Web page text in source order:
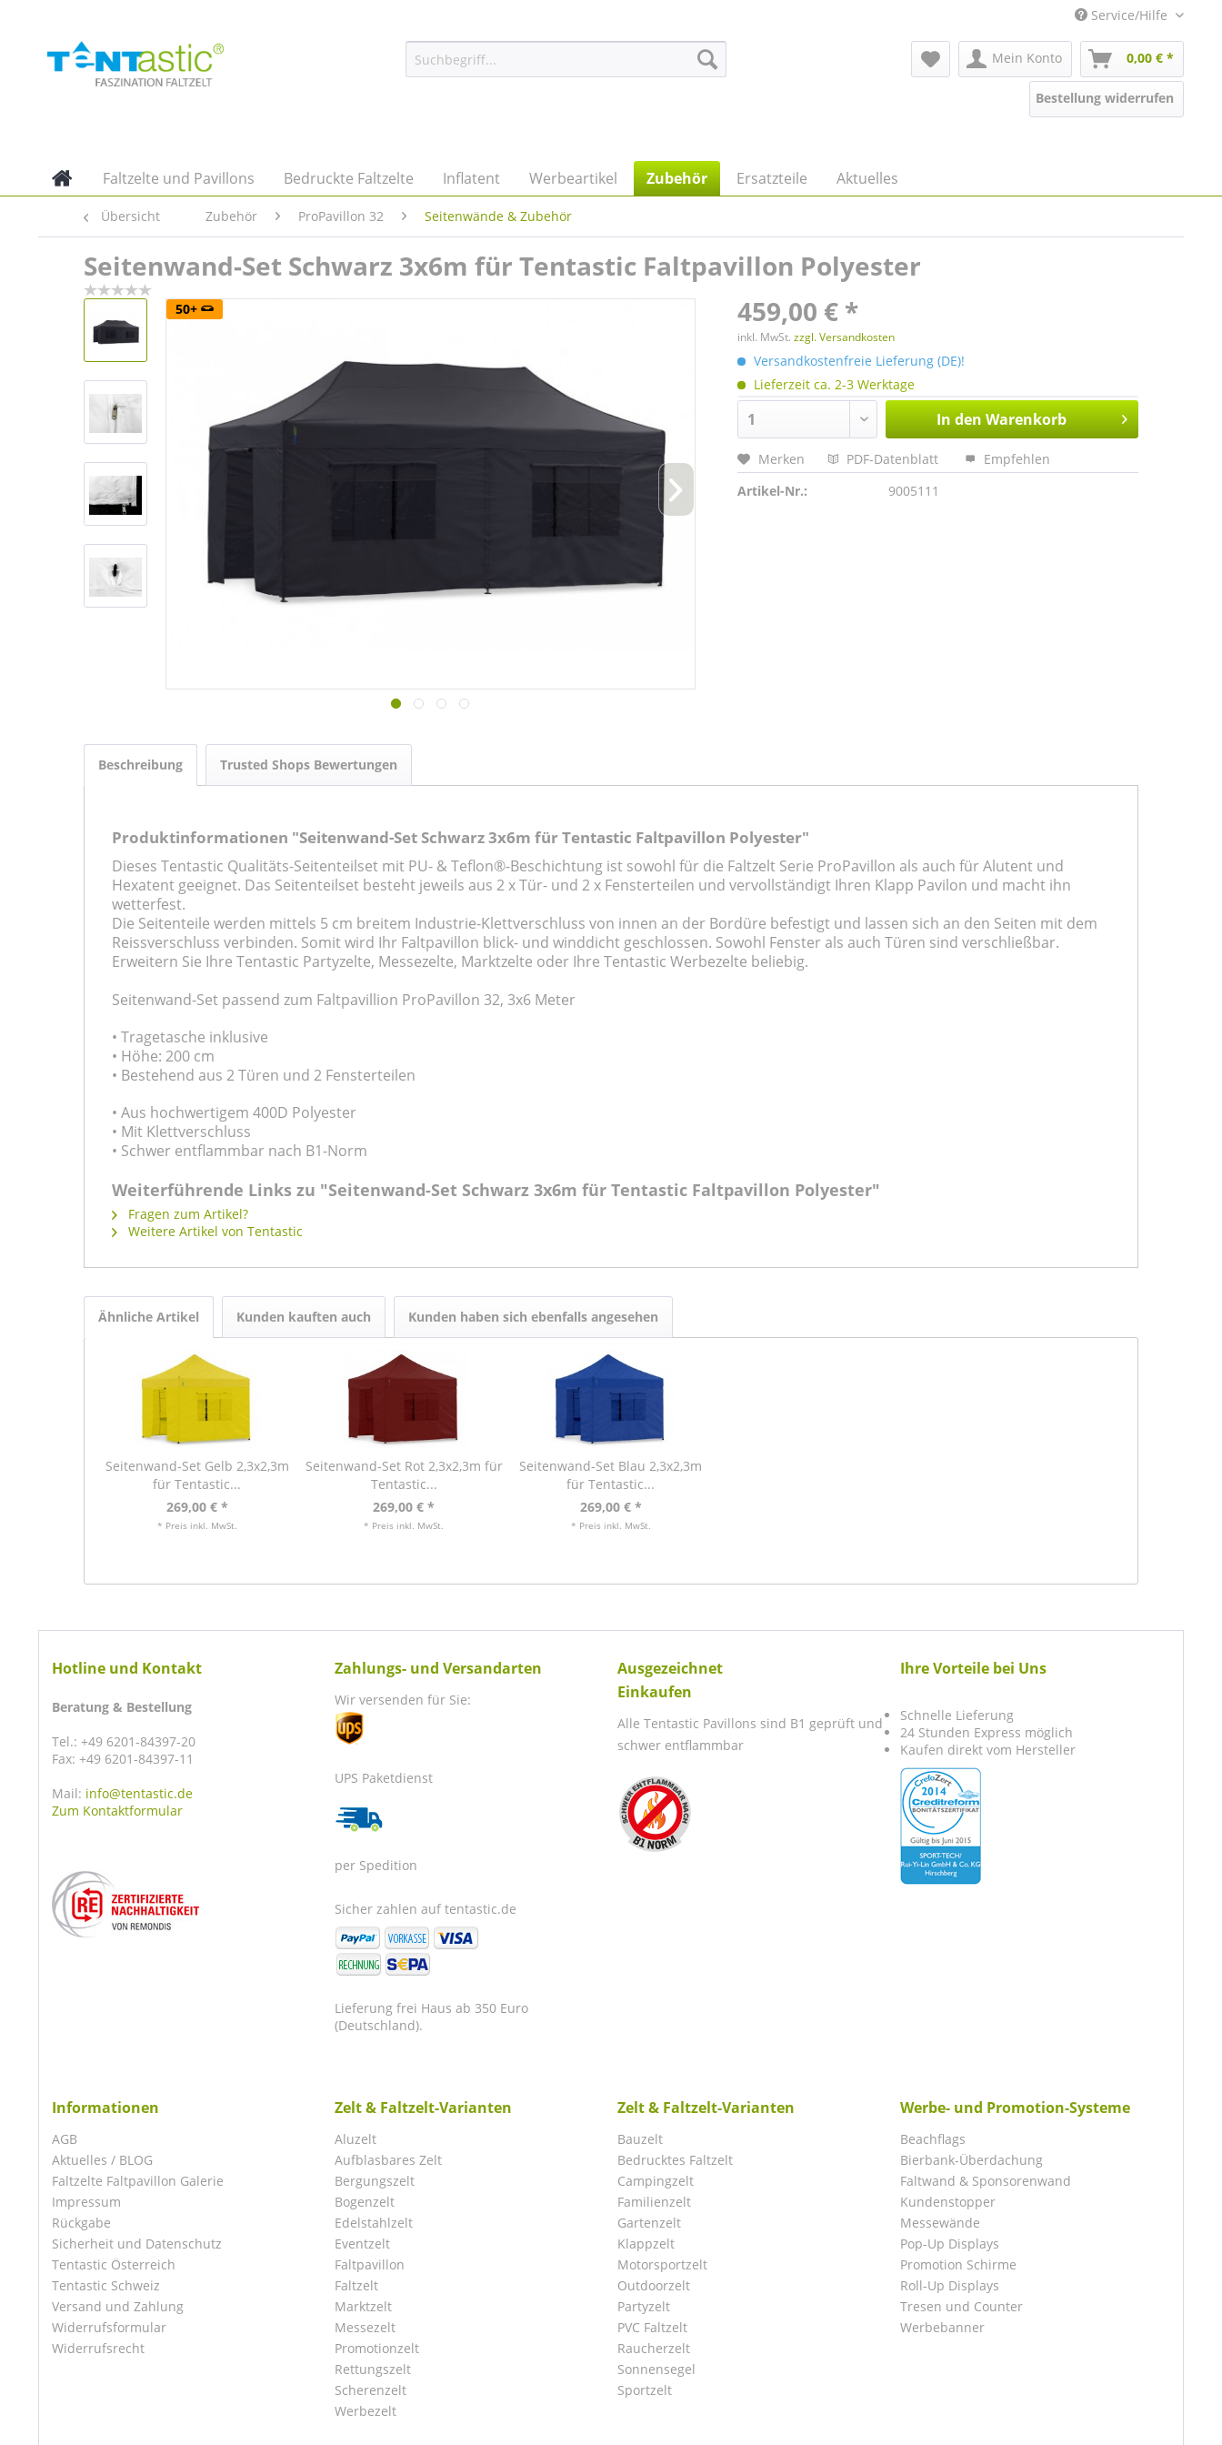
Service/Hilfe
Mein Konto 0,00 € *
Bestellung widerrufen
Faltzelte und Pavillons Bedruckte Faltzelte Inflatent Werbeartikel Zubehör Ersatzteile Aktuelles
Übersicht Zubehör ProPavillon 32 Seitenwände & Zubehör
Seitenwand-Set Schwarz 3x6m für Tentastic Faltpavillon Polyester
50+ 459,00 € *
inkl. MwSt.zzgl. Versandkosten
Versandkostenfreie Lieferung (DE)!
Lieferzeit ca. 2-3 Werktage
In den Warenkorb
Merken PDF-Datenblatt
Empfehlen
Artikel-Nr.:
9005111
Beschreibung Trusted Shops Bewertungen
Produktinformationen "Seitenwand-Set Schwarz 3x6m für Tentastic Faltpavillon Polyester"
Dieses Tentastic Qualitäts-Seitenteilset mit PU- & Teflon®-Beschichtung ist sowohl für die Faltzelt Serie ProPavillon als auch für Alutent und
Hexatent geeignet. Das Seitenteilset besteht jeweils aus 2 x Tür- und 2 x Fensterteilen und vervollständigt Ihren Klapp Pavilon und macht ihn
wetterfest.
Die Seitenteile werden mittels 5 cm breitem Industrie-Klettverschluss von innen an der Bordüre befestigt und lassen sich an den Seiten mit dem
Reissverschluss verbinden. Somit wird Ihr Faltpavillon blick- und winddicht geschlossen. Sowohl Fenster als auch Türen sind verschließbar.
Erweitern Sie Ihre Tentastic Partyzelte, Messezelte, Marktzelte oder Ihre Tentastic Werbezelte beliebig.
Seitenwand-Set passend zum Faltpavillion ProPavillon 32, 3x6 Meter
• Tragetasche inklusive
• Höhe: 200 cm
• Bestehend aus 2 Türen und 2 Fensterteilen
• Aus hochwertigem 400D Polyester
• Mit Klettverschluss
• Schwer entflammbar nach B1-Norm
Weiterführende Links zu "Seitenwand-Set Schwarz 3x6m für Tentastic Faltpavillon Polyester"
Fragen zum Artikel?
Weitere Artikel von Tentastic
Ähnliche Artikel Kunden kauften auch Kunden haben sich ebenfalls angesehen
Seitenwand-Set Gelb 2,3x2,3m
für Tentastic...
269,00 € *
* Preis inkl. MwSt.
Seitenwand-Set Rot 2,3x2,3m für
Tentastic...
269,00 € *
* Preis inkl. MwSt.
Seitenwand-Set Blau 2,3x2,3m
für Tentastic...
269,00 € *
* Preis inkl. MwSt.
Hotline und Kontakt
Beratung & Bestellung
Tel.: +49 6201-84397-20
Fax: +49 6201-84397-11
Mail: info@tentastic.de
Zum Kontaktformular
Zahlungs- und Versandarten
Wir versenden für Sie:
UPS Paketdienst
per Spedition
Sicher zahlen auf tentastic.de
Lieferung frei Haus ab 350 Euro
(Deutschland).
Ausgezeichnet
Einkaufen
Alle Tentastic Pavillons sind B1 geprüft und
schwer entflammbar
Ihre Vorteile bei Uns
Schnelle Lieferung
24 Stunden Express möglich
Kaufen direkt vom Hersteller
Informationen
AGB
Aktuelles / BLOG
Faltzelte Faltpavillon Galerie
Impressum
Rückgabe
Sicherheit und Datenschutz
Tentastic Österreich
Tentastic Schweiz
Versand und Zahlung
Widerrufsformular
Widerrufsrecht
Zelt & Faltzelt-Varianten
Aluzelt
Aufblasbares Zelt
Bergungszelt
Bogenzelt
Edelstahlzelt
Eventzelt
Faltpavillon
Faltzelt
Marktzelt
Messezelt
Promotionzelt
Rettungszelt
Scherenzelt
Werbezelt
Zelt & Faltzelt-Varianten
Bauzelt
Bedrucktes Faltzelt
Campingzelt
Familienzelt
Gartenzelt
Klappzelt
Motorsportzelt
Outdoorzelt
Partyzelt
PVC Faltzelt
Raucherzelt
Sonnensegel
Sportzelt
Werbe- und Promotion-Systeme
Beachflags
Bierbank-Überdachung
Faltwand & Sponsorenwand
Kundenstopper
Messewände
Pop-Up Displays
Promotion Schirme
Roll-Up Displays
Tresen und Counter
Werbebanner